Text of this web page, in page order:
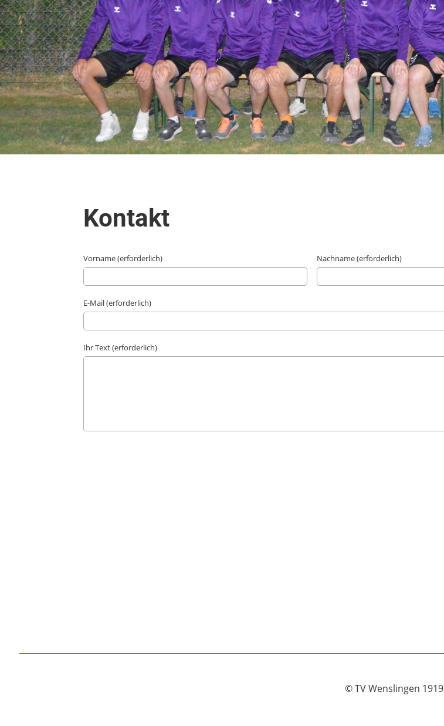
Kontakt
Vorname (erforderlich) Nachname (erforderlich)
E-Mail (erforderlich)
Ihr Text (erforderlich)
© TV Wenslingen 1919